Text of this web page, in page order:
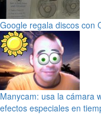
Google regala discos con
Manycam: usa la cámara
efectos especiales en